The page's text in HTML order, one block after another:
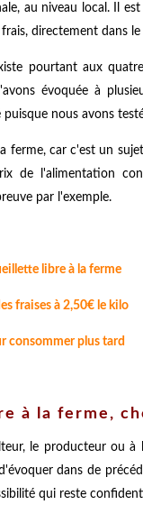
au niveau local. Il
directement dans
pourtant aux
évoquée à
nous avons
ferme, car c'est un
de l'alimentation
par l'exemple.
libre à la ferme
fraises à 2,50€ le kilo
consommer plus tard
à la ferme,
le producteur ou
dans de
qui reste